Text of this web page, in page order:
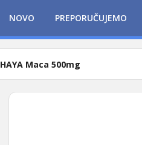
NOVO PREPORUČUJEMO
HAYA Maca 500mg